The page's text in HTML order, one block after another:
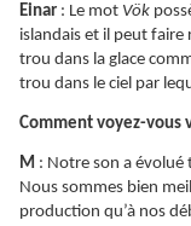
Einar : Le mot Vök
islandais et il peut faire
trou dans la glace
trou dans le ciel par
Comment voyez-vous
M : Notre son a évolué
Nous sommes bien
production qu’à nos